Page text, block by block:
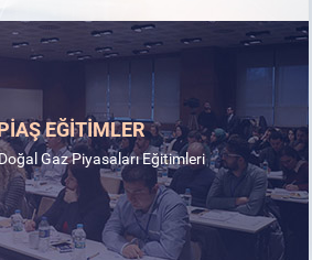
EĞİTİMLER
Gaz Piyasaları Eğitimleri